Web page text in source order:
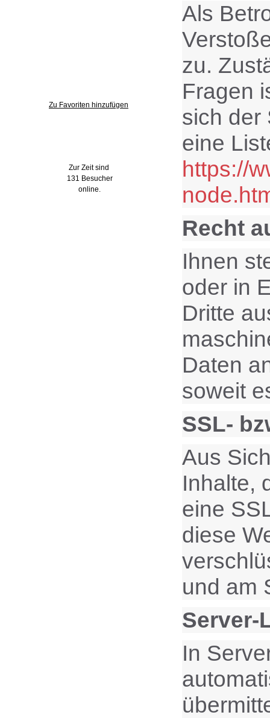
Zu Favoriten hinzufügen
Zur Zeit sind
131 Besucher
online.
Als
zu.
Fragen
sich der
eine
https://
Recht
Ihnen
oder in
Dritte
Daten
soweit
SSL-
Aus
Inhalte,
eine
diese
und am
Server-
In